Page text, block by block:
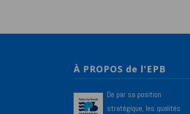
À PROPOS de l'EPB
De par sa position
stratégique, les qualités